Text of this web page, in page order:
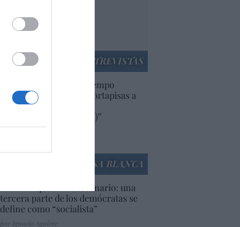
Marruecos”: acusa una
ceutí
ENTREVISTAS
“Europa lleva mucho tiempo
poniendo aranceles y cortapisas a
productos y compañías
americanas (y europeas)”
LA CASA BLANCA
EEUU. Inquietante escenario: una
tercera parte de los demócratas se
define como “socialista”